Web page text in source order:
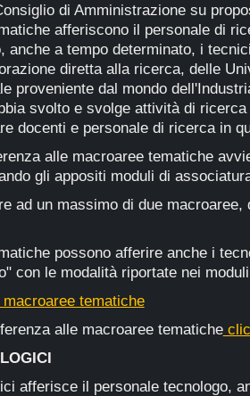
di Amministrazione su
afferiscono il personale di
anche a tempo determinato, i
diretta alla ricerca, delle
proveniente dal mondo
svolto e svolge attività di
docenti e personale di ricerca in
alle macroaree tematiche
gli appositi moduli di
ad un massimo di due macroaree,
possono afferire anche i
con le modalità riportate nei
tematiche
alle macroaree tematiche
afferisce il personale tecnologo,